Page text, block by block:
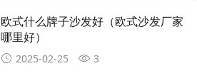
欧式什么牌子沙发好（欧式沙发厂家
哪里好）
2025-02-25 3